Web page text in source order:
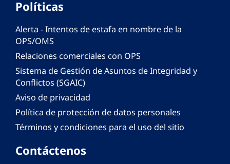
Políticas
Alerta - Intentos de estafa en nombre de la
OPS/OMS
Relaciones comerciales con OPS
Sistema de Gestión de Asuntos de Integridad y
Conflictos (SGAIC)
Aviso de privacidad
Política de protección de datos personales
Términos y condiciones para el uso del sitio
Contáctenos